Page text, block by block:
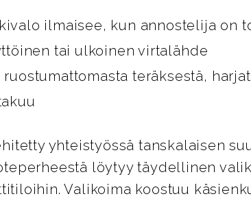
ilmaisee, kun annostelija on
tai ulkoinen virtalähde
ruostumattomasta teräksestä,
yhteistyössä tanskalaisen
löytyy täydellinen
Valikoima koostuu